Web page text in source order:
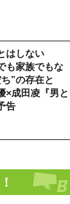
はしない
も家族でもな
”の存在と
×成田凌『男と
告